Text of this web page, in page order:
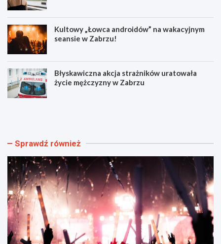
Kultowy „Łowca androidów” na wakacyjnym
seansie w Zabrzu!
Błyskawiczna akcja strażników uratowała
życie mężczyzny w Zabrzu
W
i
w
y
d
a
r
z
e
n
i
N
b
a
z
d
y
i
r
o
z
k
Sprawdź również